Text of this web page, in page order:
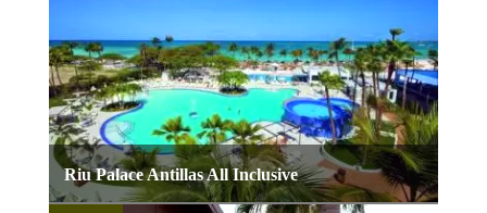
Riu Palace Antillas All Inclusive